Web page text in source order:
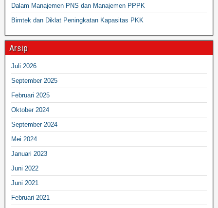
Dalam Manajemen PNS dan Manajemen PPPK
Bimtek dan Diklat Peningkatan Kapasitas PKK
Arsip
Juli 2026
September 2025
Februari 2025
Oktober 2024
September 2024
Mei 2024
Januari 2023
Juni 2022
Juni 2021
Februari 2021